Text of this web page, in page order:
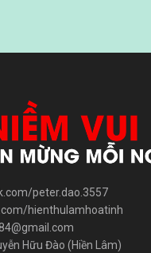
peter.dao.3557
hienthulamhoatinh
Hữu Đào (Hiền Lâm)